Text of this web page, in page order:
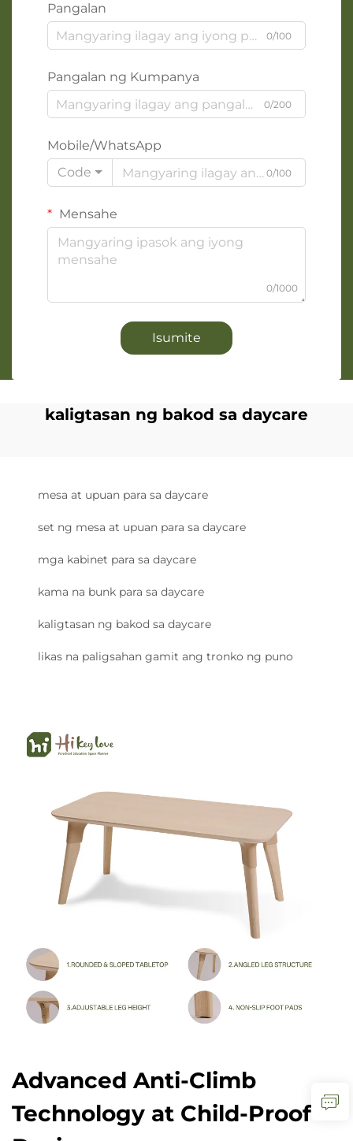
Pangalan
0/100
Pangalan ng Kumpanya
0/200
Mobile/WhatsApp
Code
0/100
Mensahe
0/1000
Isumite
kaligtasan ng bakod sa daycare
mesa at upuan para sa daycare
set ng mesa at upuan para sa daycare
mga kabinet para sa daycare
kama na bunk para sa daycare
kaligtasan ng bakod sa daycare
likas na paligsahan gamit ang tronko ng puno
Advanced Anti-Climb
Technology at Child-Proof